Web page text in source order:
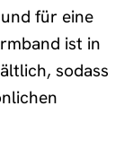
für eine
ist in
sodass